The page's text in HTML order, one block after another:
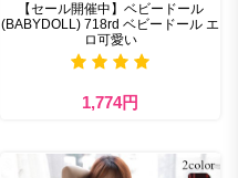
【セール開催中】ベビードール
(BABYDOLL) 718rd ベビードール エ
ロ可愛い
1,774円